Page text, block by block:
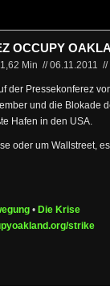
OCCUPY
Min //06.11.2011 //
der Pressekonferez
und die Blokade
Hafen in den USA.
oder um Wallstreet,
• Die Krise
strike